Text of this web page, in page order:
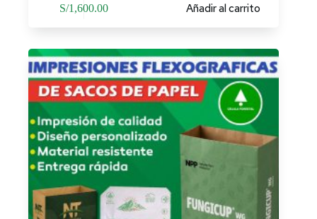
S/1,600.00 Añadir al carrito